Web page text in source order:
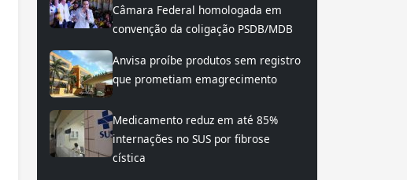
Câmara Federal homologada em
convenção da coligação PSDB/MDB
Anvisa proíbe produtos sem registro
que prometiam emagrecimento
Medicamento reduz em até 85%
internações no SUS por fibrose
cística